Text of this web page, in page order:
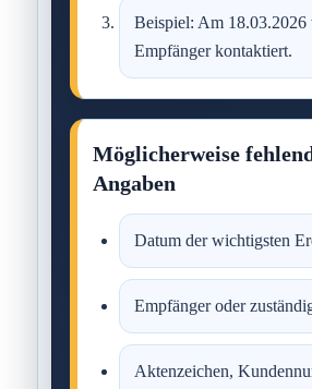
Beispiel: Am 18.03.2026
Empfänger kontaktiert.
Möglicherweise
Angaben
Datum der wichtigsten
Empfänger oder
Aktenzeichen,